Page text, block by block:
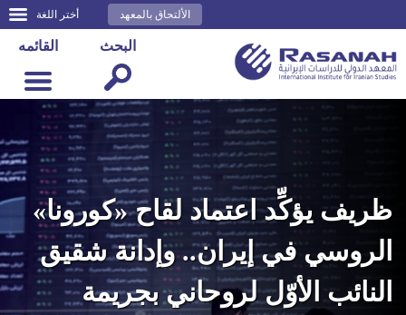
أختر اللغة الألتحاق بالمعهد
القائمه البحث
ظريف يؤكِّد اعتماد لقاح «كورونا»
الروسي في إيران.. وإدانة شقيق
النائب الأوّل لروحاني بجريمة